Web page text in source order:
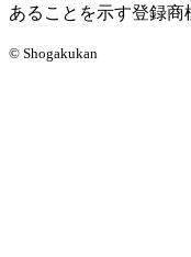
あることを示す登録商
© Shogakukan